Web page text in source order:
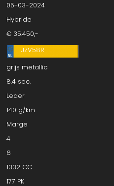
05-03-2024
Hybride
€ 35.450,-
JZV58R
grijs metallic
8.4 sec.
Leder
140 g/km
Marge
4
6
1332 CC
177 PK